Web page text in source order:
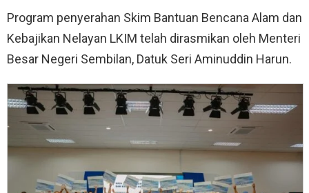
Program penyerahan Skim Bantuan Bencana Alam dan
Kebajikan Nelayan LKIM telah dirasmikan oleh Menteri
Besar Negeri Sembilan, Datuk Seri Aminuddin Harun.